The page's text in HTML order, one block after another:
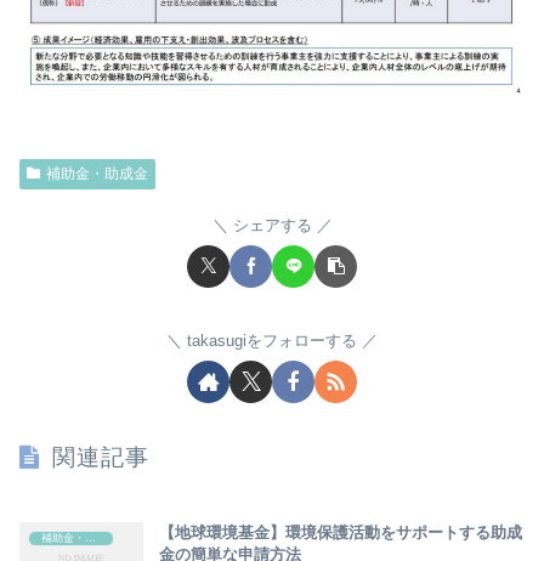
補助金・助成金
シェアする
takasugiをフォローする
関連記事
補助金・助成金
【地球環境基金】環境保護活動をサポートする助成
金の簡単な申請方法